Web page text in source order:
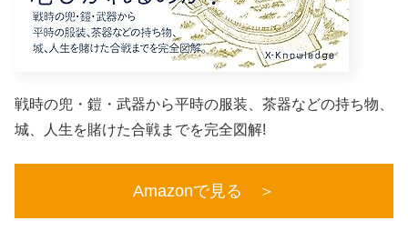
戦時の兜・鎧・武器から平時の服装、茶器などの持ち物、
城、人生を賭けた合戦までを完全図解!
Amazonで見る ＞